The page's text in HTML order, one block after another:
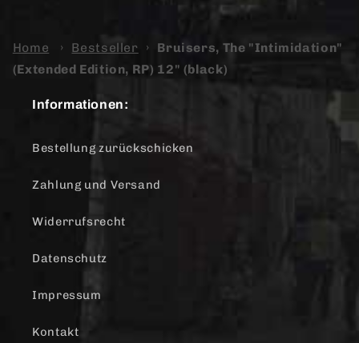
Home › Bestseller › Bruisers, The "Intimidation"
(Extended Edition, RP) 12" (black)
Informationen:
Bestellung zurückschicken
Zahlung und Versand
Widerrufsrecht
Datenschutz
Impressum
Kontakt